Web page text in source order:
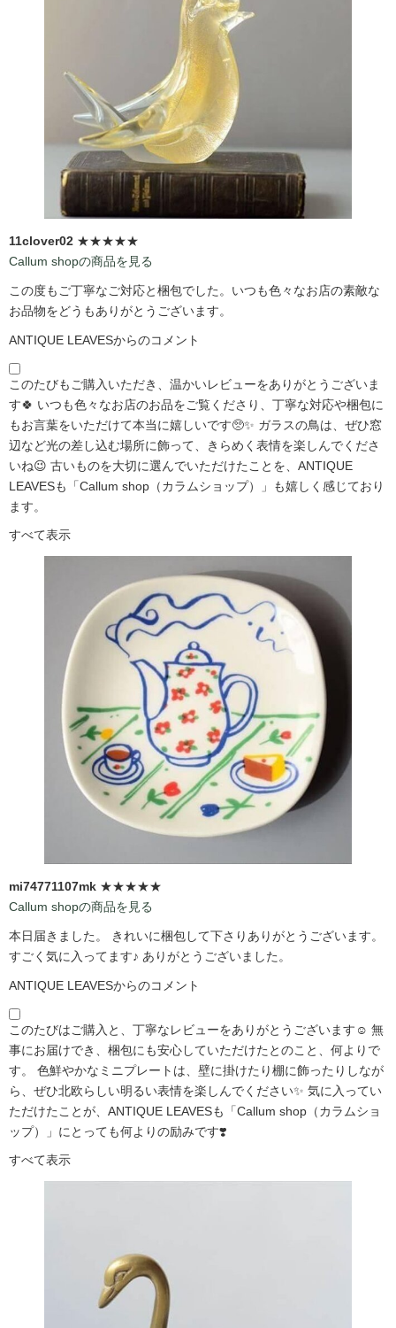
11clover02 ★★★★★
Callum shopの商品を見る
この度もご丁寧なご対応と梱包でした。いつも色々なお店の素敵な
お品物をどうもありがとうございます。
ANTIQUE LEAVESからのコメント
このたびもご購入いただき、温かいレビューをありがとうございま
す🍀 いつも色々なお店のお品をご覧くださり、丁寧な対応や梱包に
もお言葉をいただけて本当に嬉しいです🥺✨ ガラスの鳥は、ぜひ窓
辺など光の差し込む場所に飾って、きらめく表情を楽しんでくださ
いね😉 古いものを大切に選んでいただけたことを、ANTIQUE
LEAVESも「Callum shop（カラムショップ）」も嬉しく感じており
ます。
すべて表示
mi74771107mk ★★★★★
Callum shopの商品を見る
本日届きました。 きれいに梱包して下さりありがとうございます。
すごく気に入ってます♪ ありがとうございました。
ANTIQUE LEAVESからのコメント
このたびはご購入と、丁寧なレビューをありがとうございます☺️ 無
事にお届けでき、梱包にも安心していただけたとのこと、何よりで
す。 色鮮やかなミニプレートは、壁に掛けたり棚に飾ったりしなが
ら、ぜひ北欧らしい明るい表情を楽しんでください✨ 気に入ってい
ただけたことが、ANTIQUE LEAVESも「Callum shop（カラムショ
ップ）」にとっても何よりの励みです❣️
すべて表示